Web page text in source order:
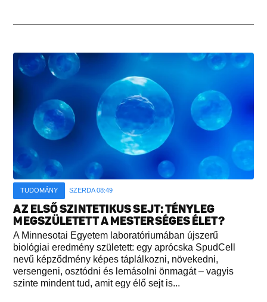
TUDOMÁNY SZERDA 08:49
AZ ELSŐ SZINTETIKUS SEJT: TÉNYLEG
MEGSZÜLETETT A MESTERSÉGES ÉLET?
A Minnesotai Egyetem laboratóriumában újszerű
biológiai eredmény született: egy aprócska SpudCell
nevű képződmény képes táplálkozni, növekedni,
versengeni, osztódni és lemásolni önmagát – vagyis
szinte mindent tud, amit egy élő sejt is...